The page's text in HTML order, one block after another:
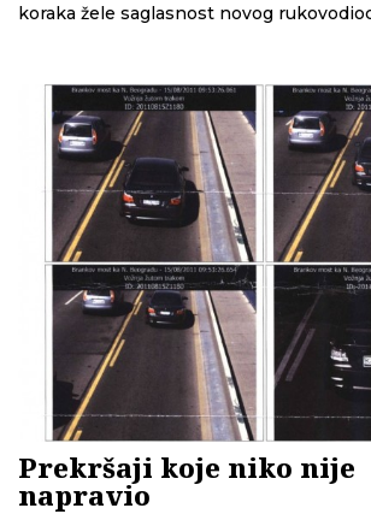
koraka žele saglasnost novog
odlaganju
Prekršaji koje niko nije
napravio